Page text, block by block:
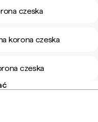
czeska
korona czeska
czeska